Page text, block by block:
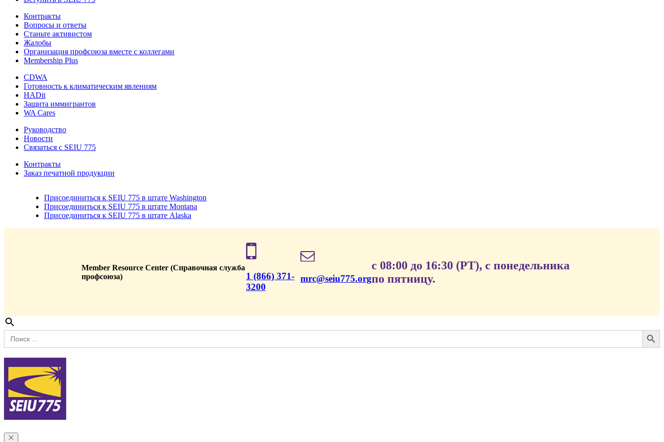
Контракты
Вопросы и ответы
Станьте активистом
Жалобы
Организация профсоюза вместе с коллегами
Membership Plus
CDWA
Готовность к климатическим явлениям
HADit
Защита иммигрантов
WA Cares
Руководство
Новости
Связаться с SEIU 775
Контракты
Заказ печатной продукции
Присоединиться к SEIU 775 в штате Washington
Присоединиться к SEIU 775 в штате Montana
Присоединиться к SEIU 775 в штате Alaska
Member Resource Center (Справочная служба
профсоюза)
1 (866) 371-
3200
mrc@seiu775.org
с 08:00 до 16:30 (PT), с понедельника
по пятницу.
for:
Search Button